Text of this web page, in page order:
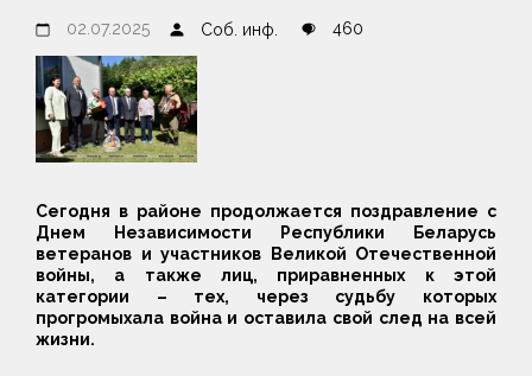
02.07.2025 Соб. инф. 460
Сегодня в районе продолжается поздравление с
Днем Независимости Республики Беларусь
ветеранов и участников Великой Отечественной
войны, а также лиц, приравненных к этой
категории – тех, через судьбу которых
прогромыхала война и оставила свой след на всей
жизни.